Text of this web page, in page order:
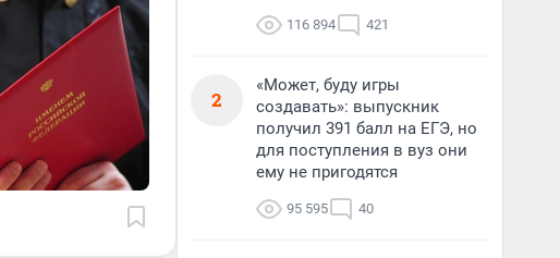
116 894 421
2
«Может, буду игры
создавать»: выпускник
получил 391 балл на ЕГЭ, но
для поступления в вуз они
ему не пригодятся
95 595 40